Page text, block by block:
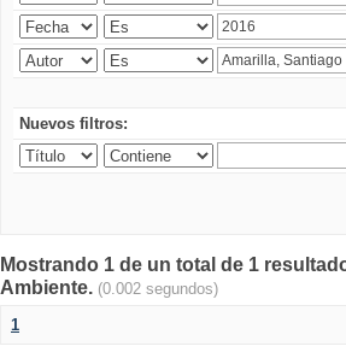
Nuevos filtros:
Mostrando 1 de un total de 1
Ambiente. (0.002 segundos)
1